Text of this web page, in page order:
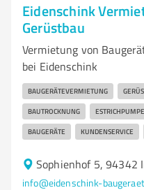
Eidenschink
Gerüstbau
Vermietung von
bei Eidenschink
BAUGERÄTEVERMIETUNG
BAUTROCKNUNG
BAUGERÄTE KUNDENSERVICE
Sophienhof 5, 94342
info@eidenschink-